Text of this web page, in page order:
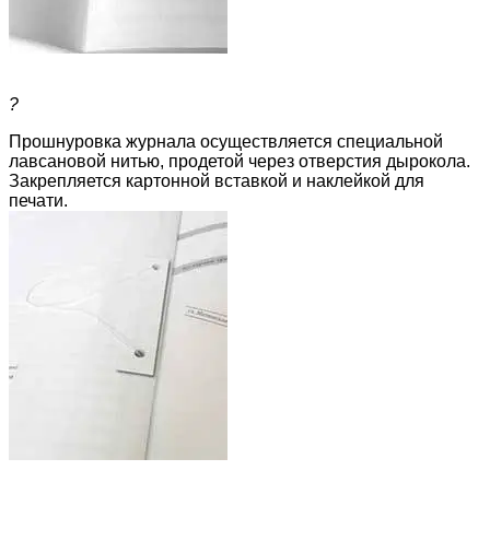
?
Прошнуровка журнала осуществляется специальной
лавсановой нитью, продетой через отверстия дырокола.
Закрепляется картонной вставкой и наклейкой для
печати.